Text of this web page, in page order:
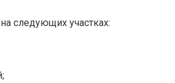
следующих участках: